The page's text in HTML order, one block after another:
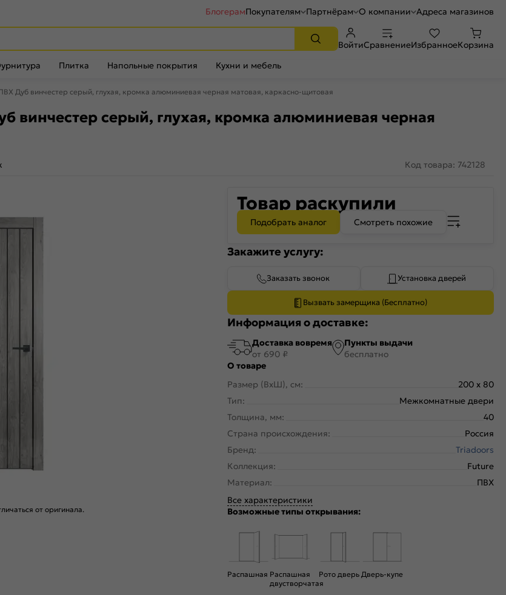
БлогерамПокупателям Партнёрам О компании Адреса магазинов
ВойтиСравнениеИзбранноеКорзина
Плитка Напольные покрытия Кухни и мебель
Дуб винчестер серый, глухая, кромка алюминиевая черная матовая, каркасно-щитовая
винчестер серый, глухая, кромка алюминиевая черная
Код товара: 742128
от оригинала.
Товар раскупили
Подобрать аналог Смотреть похожие
Закажите услугу:
Заказать звонок Установка дверей
Вызвать замерщика (Бесплатно)
Информация о доставке:
Доставка вовремя
от 690 ₽
Пункты выдачи
бесплатно
О товаре
Размер (ВхШ), см:
200 x 80
Тип:
Межкомнатные двери
Толщина, мм:
40
Страна происхождения:
Россия
Бренд:
Triadoors
Коллекция:
Future
Материал:
ПВХ
Все характеристики
Возможные типы открывания:
Распашная Распашная
двустворчатая
Рото дверь Дверь-купе